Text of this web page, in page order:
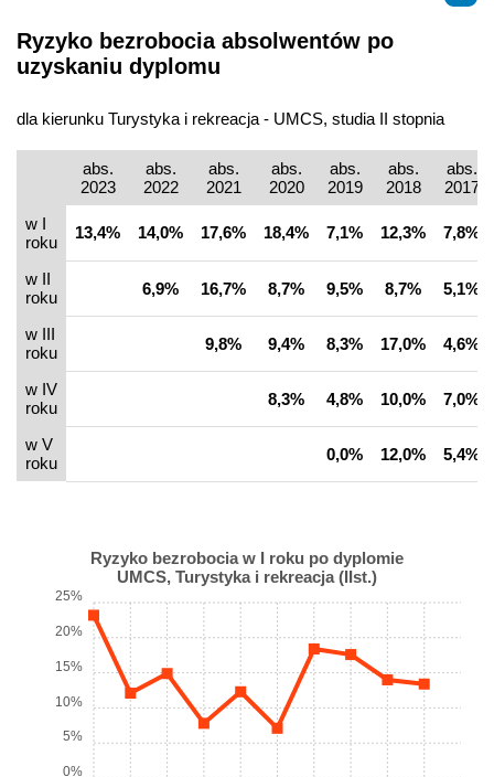
Ryzyko bezrobocia absolwentów po
uzyskaniu dyplomu
dla kierunku Turystyka i rekreacja - UMCS, studia II stopnia
abs.
2023
abs.
2022
abs.
2021
abs.
2020
abs.
2019
abs.
2018
abs.
2017
w I
roku
13,4% 14,0% 17,6% 18,4% 7,1% 12,3% 7,8%
w II
roku
6,9% 16,7% 8,7% 9,5% 8,7% 5,1%
w III
roku
9,8% 9,4% 8,3% 17,0% 4,6%
w IV
roku
8,3% 4,8% 10,0% 7,0%
w V
roku
0,0% 12,0% 5,4%
Ryzyko bezrobocia w I roku po dyplomie
UMCS, Turystyka i rekreacja (IIst.)
0%
5%
10%
15%
20%
25%